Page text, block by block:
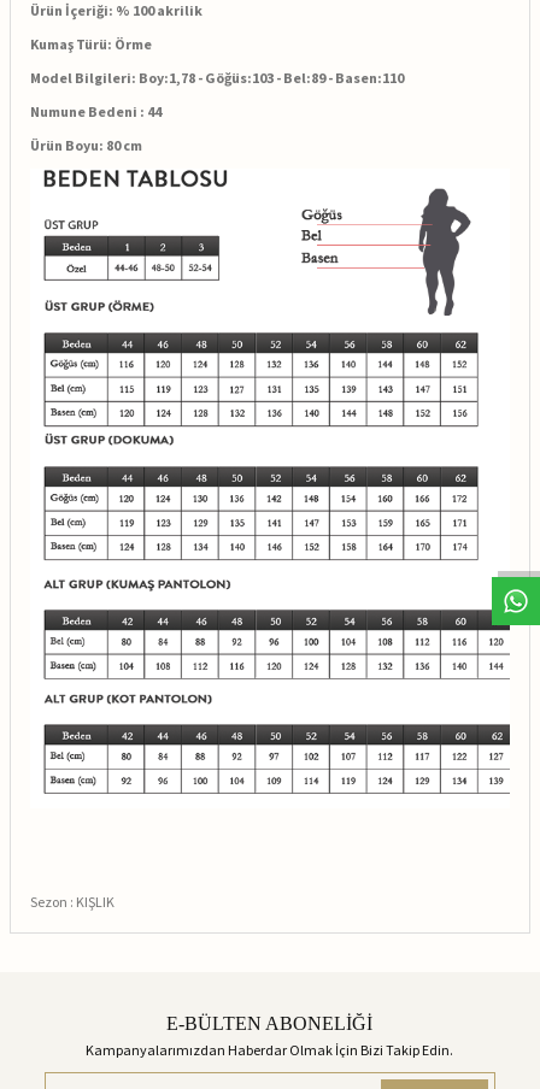
Ürün İçeriği: % 100 akrilik
Kumaş Türü: Örme
Model Bilgileri: Boy:1,78 - Göğüs:103 - Bel:89 - Basen:110
Numune Bedeni : 44
Ürün Boyu: 80 cm
Sezon : KIŞLIK
E-BÜLTEN ABONELİĞİ
Kampanyalarımızdan Haberdar Olmak İçin Bizi Takip Edin.